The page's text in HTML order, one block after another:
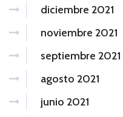
diciembre 2021
noviembre 2021
septiembre 2021
agosto 2021
junio 2021